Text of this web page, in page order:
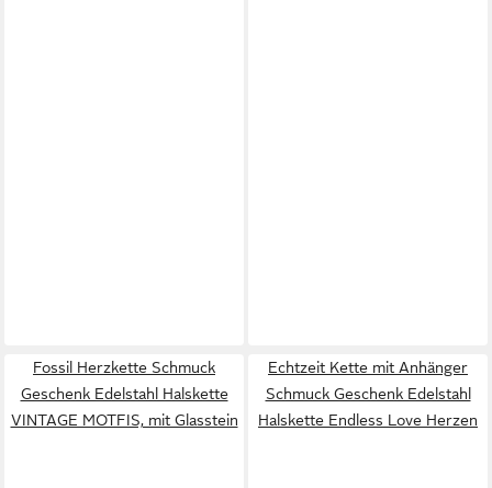
Fossil Herzkette Schmuck
Geschenk Edelstahl Halskette
VINTAGE MOTFIS, mit Glasstein
Echtzeit Kette mit Anhänger
Schmuck Geschenk Edelstahl
Halskette Endless Love Herzen